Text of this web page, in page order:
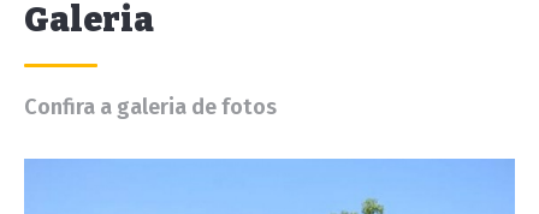
Galeria
Confira a galeria de fotos